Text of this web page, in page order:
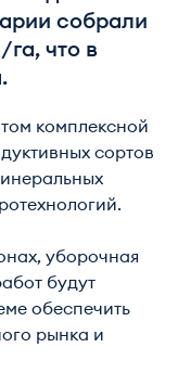
собрали
что в
комплексной
сортов
уборочная
будут
обеспечить
рынка и